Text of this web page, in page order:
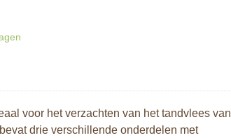
voor het verzachten van het tandvlees
drie verschillende onderdelen met